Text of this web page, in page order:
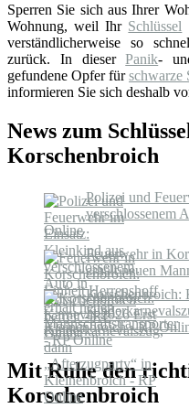
Sperren Sie sich aus Ihrer
Wohnung, weil Ihr Schlüssel
verständlicherweise so
zurück. In dieserPanik-
gefundene Opfer fürschwarze
informieren Sie sich deshalb
News zum
Korschenbroich
Polizei und
verschlossenem
Online
Feuerwehr in
erhält neuen
Korschenbroich:
Kleinenbroich - RP
Mit Ruhe den
Korschenbroich